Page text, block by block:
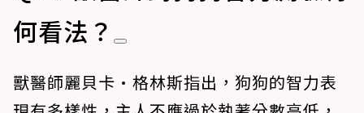
何看法？
獸醫師麗貝卡·格林斯指出，狗狗的智力表